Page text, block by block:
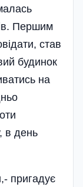
Першим
став
будинок
на
в день
пригадує